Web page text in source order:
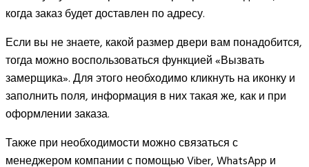
когда заказ будет доставлен по адресу.
Если вы не знаете, какой размер двери вам понадобится,
тогда можно воспользоваться функцией «Вызвать
замерщика». Для этого необходимо кликнуть на иконку и
заполнить поля, информация в них такая же, как и при
оформлении заказа.
Также при необходимости можно связаться с
менеджером компании с помощью Viber, WhatsApp и